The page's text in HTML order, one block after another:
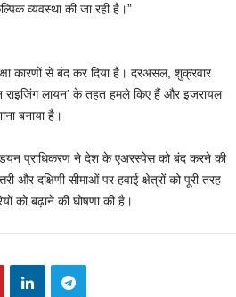
व्यवस्था की जा रही है।”
कारणों से बंद कर दिया है। दरअसल, शुक्रवार
लायन’ के तहत हमले किए हैं और इजरायल
बनाया है।
प्राधिकरण ने देश के एअरस्पेस को बंद करने की
और दक्षिणी सीमाओं पर हवाई क्षेत्रों को पूरी तरह
को बढ़ाने की घोषणा की है।